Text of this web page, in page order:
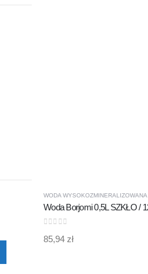
WODA WYSOKOZMINERALIZOWANA
85,94 zł